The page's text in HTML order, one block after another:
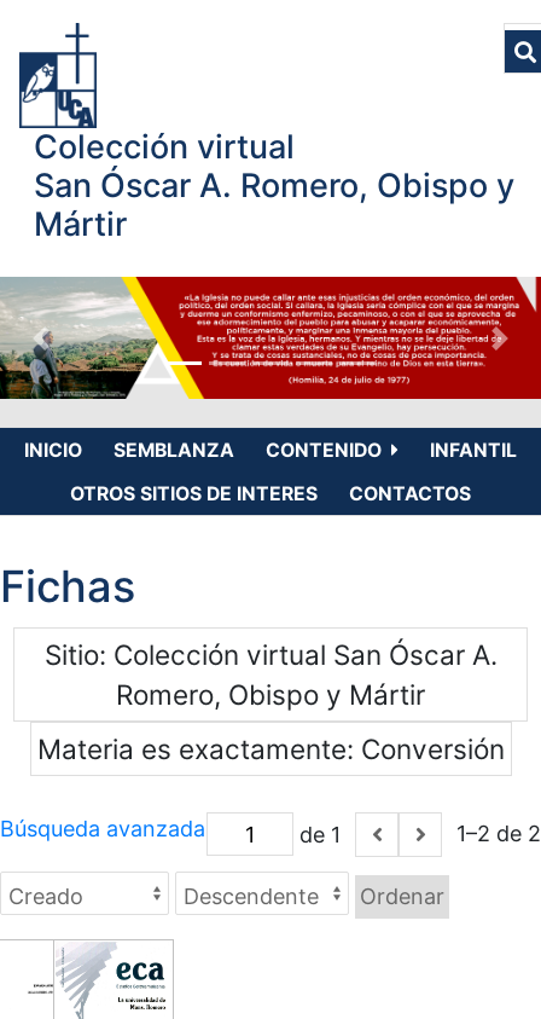
Colección virtual
San Óscar A. Romero, Obispo y
Mártir
INICIO SEMBLANZA CONTENIDO
INFANTIL
OTROS SITIOS DE INTERES
CONTACTOS
Fichas
Sitio Colección virtual San Óscar A.
Romero, Obispo y Mártir
Materia es exactamente Conversión
de 1 1–2 de 2
Búsqueda avanzada
Ordenar